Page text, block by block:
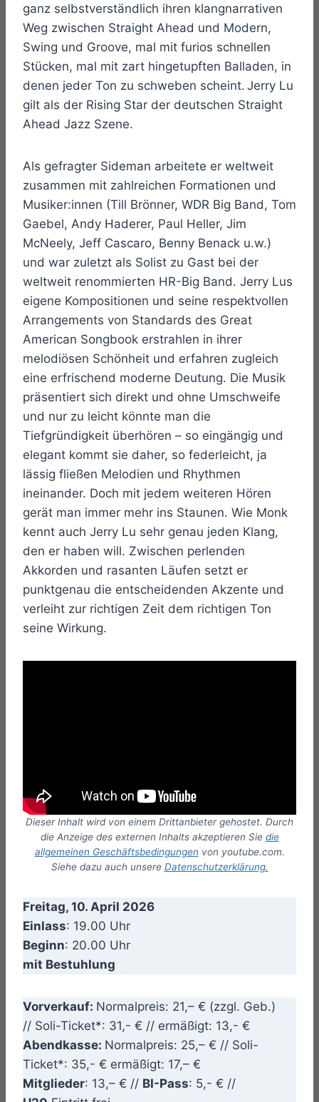
ganz selbstverständlich ihren klangnarrativen
Weg zwischen Straight Ahead und Modern,
Swing und Groove, mal mit furios schnellen
Stücken, mal mit zart hingetupften Balladen, in
denen jeder Ton zu schweben scheint. Jerry Lu
gilt als der Rising Star der deutschen Straight
Ahead Jazz Szene.
Als gefragter Sideman arbeitete er weltweit
zusammen mit zahlreichen Formationen und
Musiker:innen (Till Brönner, WDR Big Band, Tom
Gaebel, Andy Haderer, Paul Heller, Jim
McNeely, Jeff Cascaro, Benny Benack u.w.)
und war zuletzt als Solist zu Gast bei der
weltweit renommierten HR-Big Band. Jerry Lus
eigene Kompositionen und seine respektvollen
Arrangements von Standards des Great
American Songbook erstrahlen in ihrer
melodiösen Schönheit und erfahren zugleich
eine erfrischend moderne Deutung. Die Musik
präsentiert sich direkt und ohne Umschweife
und nur zu leicht könnte man die
Tiefgründigkeit überhören – so eingängig und
elegant kommt sie daher, so federleicht, ja
lässig fließen Melodien und Rhythmen
ineinander. Doch mit jedem weiteren Hören
gerät man immer mehr ins Staunen. Wie Monk
kennt auch Jerry Lu sehr genau jeden Klang,
den er haben will. Zwischen perlenden
Akkorden und rasanten Läufen setzt er
punktgenau die entscheidenden Akzente und
verleiht zur richtigen Zeit dem richtigen Ton
seine Wirkung.
Dieser Inhalt wird von einem Drittanbieter gehostet. Durch
die Anzeige des externen Inhalts akzeptieren Sie die
allgemeinen Geschäftsbedingungen von youtube.com.
Siehe dazu auch unsere Datenschutzerklärung.
Freitag, 10. April 2026
Einlass: 19.00 Uhr
Beginn: 20.00 Uhr
mit Bestuhlung
Vorverkauf: Normalpreis: 21,– € (zzgl. Geb.)
// Soli-Ticket*: 31,- € // ermäßigt: 13,- €
Abendkasse: Normalpreis: 25,– € // Soli-
Ticket*: 35,- € ermäßigt: 17,– €
Mitglieder: 13,– € // BI-Pass: 5,- € //